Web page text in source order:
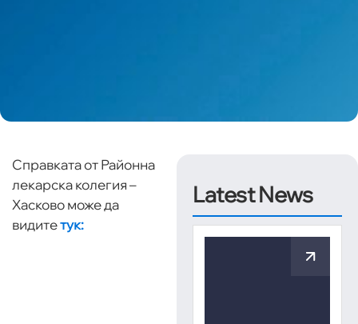
Справката от Районна
лекарска колегия –
Хасково може да
видитетук:
Latest News